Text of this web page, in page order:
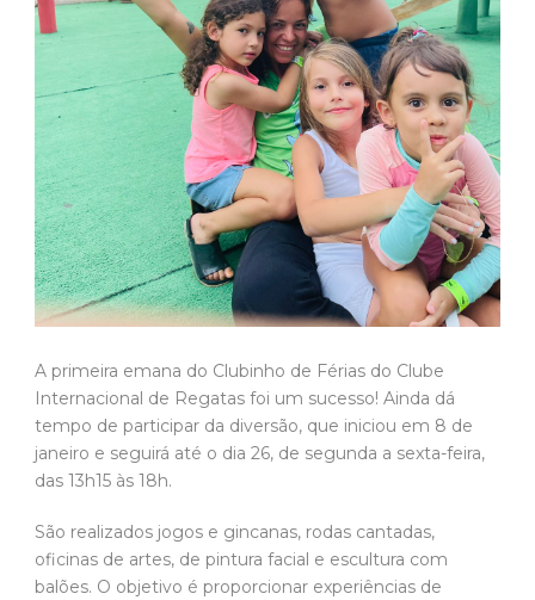
A primeira emana do Clubinho de Férias do Clube
Internacional de Regatas foi um sucesso! Ainda dá
tempo de participar da diversão, que iniciou em 8 de
janeiro e seguirá até o dia 26, de segunda a sexta-feira,
das 13h15 às 18h.
São realizados jogos e gincanas, rodas cantadas,
oficinas de artes, de pintura facial e escultura com
balões. O objetivo é proporcionar experiências de